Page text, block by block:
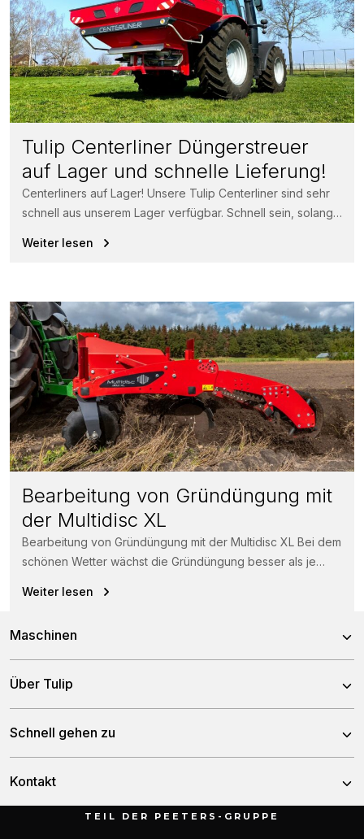
Tulip Centerliner Düngerstreuer
auf Lager und schnelle Lieferung!
Centerliners auf Lager! Unsere Tulip Centerliner sind sehr
schnell aus unserem Lager verfügbar. Schnell sein, solange
Weiter lesen
Bearbeitung von Gründüngung mit
der Multidisc XL
Bearbeitung von Gründüngung mit der Multidisc XL Bei dem
schönen Wetter wächst die Gründüngung besser als je
Weiter lesen
Maschinen
Kreiseleggen
Zinkeneggen
Grubber
Sämaschinen
Düngerstreuer
Über Tulip
Geschichte
Schnell gehen zu
Kontakt
Munnikenheiweg 47TEIL DER PEETERS-GRUPPE